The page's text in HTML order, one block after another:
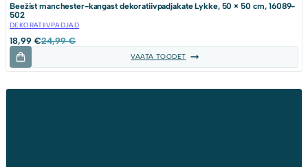
Beežist manchester-kangast dekoratiivpadjakate Lykke, 50 × 50 cm, 16089-
502
DEKORATIIVPADJAD
24,99€
Algne
hind
oli:
24,99 €.
18,99 €
Current
price
is:
18,99 €.
VAATA TOODET